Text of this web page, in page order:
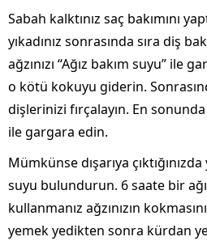
Sabah kalktınız saç bakımını
yıkadınız sonrasında sıra diş
ağzınızı “Ağız bakım suyu” ile
o kötü kokuyu giderin.
dişlerinizi fırçalayın. En sonunda
ile gargara edin.
Mümkünse dışarıya çıktığınızda
suyu bulundurun. 6 saate bir
kullanmanız ağzınızın
yemek yedikten sonra kürdan